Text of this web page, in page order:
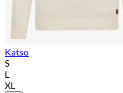
Katso
S
L
XL